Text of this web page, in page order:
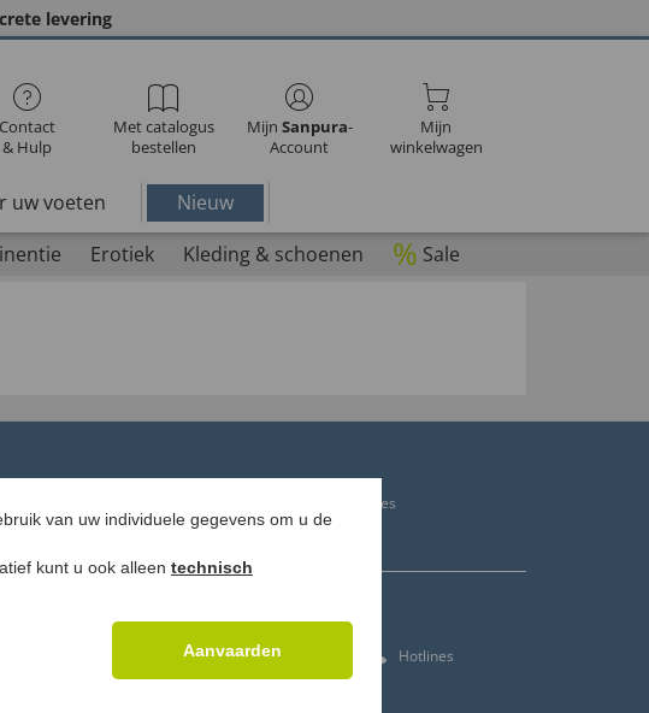
levering
Contact
& Hulp
Met catalogus
bestellen
Mijn Sanpura-
Account
Mijn
winkelwagen
uw voeten
Nieuw
Erotiek Kleding & schoenen % Sale
Incontinentiebroekjes
Klantenservice
Hotlines
E-mailadres
van uw individuele gegevens om u de
kunt u ook alleen technisch
Aanvaarden